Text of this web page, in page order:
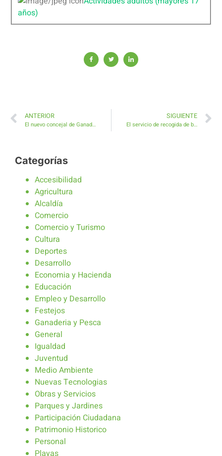
años)
ANTERIOR
El nuevo concejal de Ganadería se presenta al Comisionado del Mancomún de Antigua
SIGUIENTE
El servicio de recogida de basura en el Municipio en primera línea de vanguardia y modernidad de Canarias
Categorías
Accesibilidad
Agricultura
Alcaldía
Comercio
Comercio y Turismo
Cultura
Deportes
Desarrollo
Economia y Hacienda
Educación
Empleo y Desarrollo
Festejos
Ganaderia y Pesca
General
Igualdad
Juventud
Medio Ambiente
Nuevas Tecnologias
Obras y Servicios
Parques y Jardines
Participación Ciudadana
Patrimonio Historico
Personal
Playas